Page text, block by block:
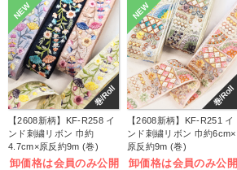
NEW
巻/Roll
【2608新柄】KF-R258 イ
ンド刺繍リボン 巾約
4.7cm×原反約9m (巻)
卸価格は会員のみ公開
NEW
巻/Roll
【2608新柄】KF-R251 イ
ンド刺繍リボン 巾約6cm×
原反約9m (巻)
卸価格は会員のみ公開